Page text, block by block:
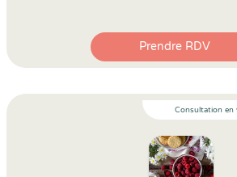
Prendre RDV
Consultation en